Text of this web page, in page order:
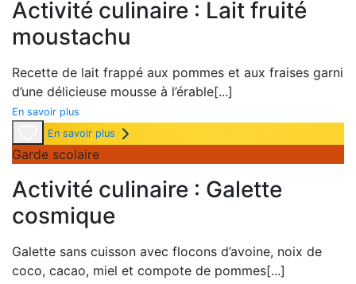
Activité culinaire : Lait fruité
moustachu
Recette de lait frappé aux pommes et aux fraises garni
d’une délicieuse mousse à l’érable[...]
En savoir plus
En savoir plus
Garde scolaire
Activité culinaire : Galette
cosmique
Galette sans cuisson avec flocons d’avoine, noix de
coco, cacao, miel et compote de pommes[...]